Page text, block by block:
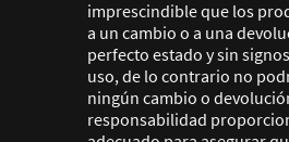
imprescindible que los
a un cambio o a una
perfecto estado y sin
uso, de lo contrario no
ningún cambio o
responsabilidad